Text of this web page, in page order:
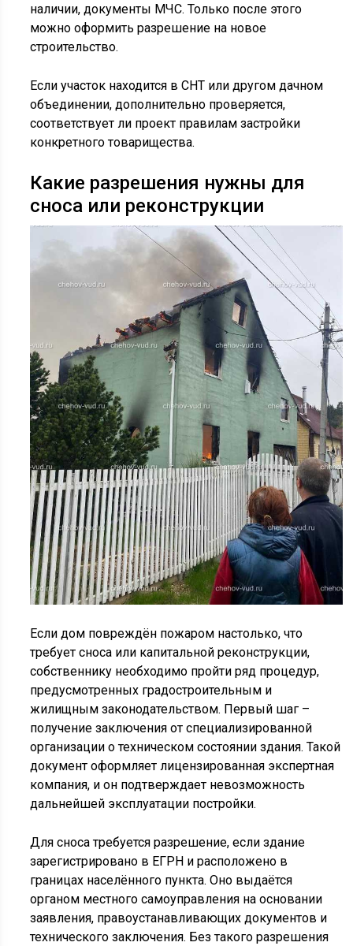
наличии, документы МЧС. Только после этого
можно оформить разрешение на новое
строительство.
Если участок находится в СНТ или другом дачном
объединении, дополнительно проверяется,
соответствует ли проект правилам застройки
конкретного товарищества.
Какие разрешения нужны для
сноса или реконструкции
Если дом повреждён пожаром настолько, что
требует сноса или капитальной реконструкции,
собственнику необходимо пройти ряд процедур,
предусмотренных градостроительным и
жилищным законодательством. Первый шаг –
получение заключения от специализированной
организации о техническом состоянии здания. Такой
документ оформляет лицензированная экспертная
компания, и он подтверждает невозможность
дальнейшей эксплуатации постройки.
Для сноса требуется разрешение, если здание
зарегистрировано в ЕГРН и расположено в
границах населённого пункта. Оно выдаётся
органом местного самоуправления на основании
заявления, правоустанавливающих документов и
технического заключения. Без такого разрешения